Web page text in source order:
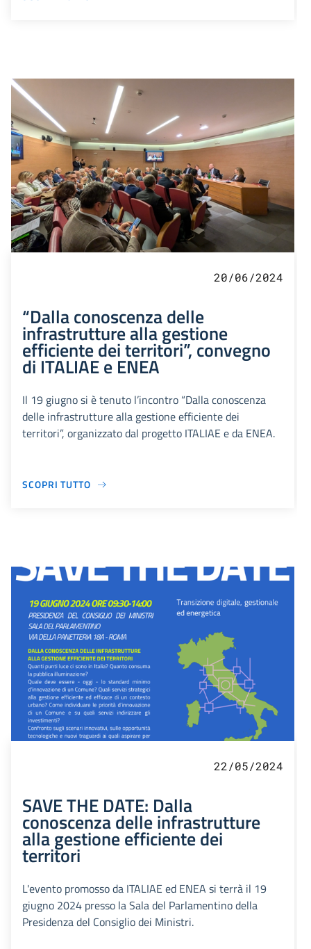
20/06/2024
“Dalla conoscenza delle
infrastrutture alla gestione
efficiente dei territori”, convegno
di ITALIAE e ENEA
Il 19 giugno si è tenuto l’incontro “Dalla conoscenza
delle infrastrutture alla gestione efficiente dei
territori”, organizzato dal progetto ITALIAE e da ENEA.
SCOPRI TUTTO
22/05/2024
SAVE THE DATE: Dalla
conoscenza delle infrastrutture
alla gestione efficiente dei
territori
L'evento promosso da ITALIAE ed ENEA si terrà il 19
giugno 2024 presso la Sala del Parlamentino della
Presidenza del Consiglio dei Ministri.